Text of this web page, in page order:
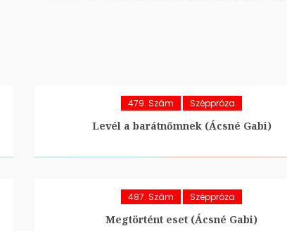
479. Szám Széppróza
Levél a barátnőmnek (Ácsné Gabi)
487. Szám Széppróza
Megtörtént eset (Ácsné Gabi)